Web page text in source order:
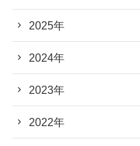
2025年
2024年
2023年
2022年